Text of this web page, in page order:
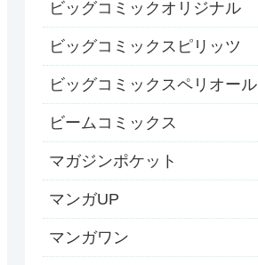
ビッグコミックオリジナル
ビッグコミックスピリッツ
ビッグコミックスペリオール
ビームコミックス
マガジンポケット
マンガUP
マンガワン